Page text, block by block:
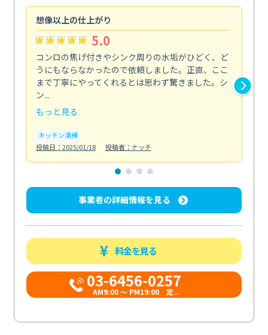
想像以上の仕上がり
5.0
コンロの焦げ付きやシンク周りの水垢がひどく、ど
うにもならなかったので依頼しました。正直、ここ
まで丁寧にやってくれるとは思わず驚きました。シ
ン...
もっと見る
キッチン清掃
投稿日：2025/01/18
投稿者：ナッチ
事業者の詳細情報を見る
料金を見る
03-6456-0257
AM9:00 ～ PM19:00 定...